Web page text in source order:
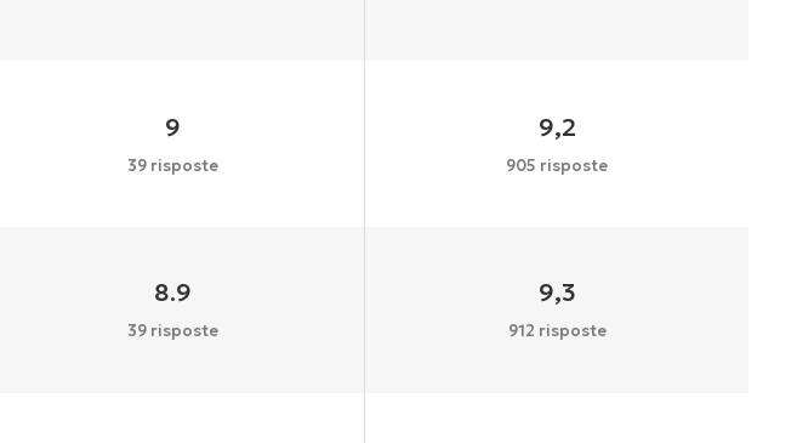
9
39 risposte
9,2
905 risposte
8.9
39 risposte
9,3
912 risposte